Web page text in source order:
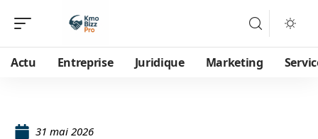
Actu Entreprise Juridique Marketing
31 mai 2026